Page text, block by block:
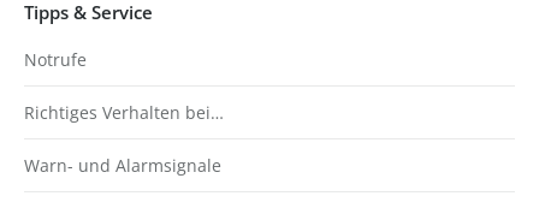
Tipps & Service
Notrufe
Richtiges Verhalten bei…
Warn- und Alarmsignale